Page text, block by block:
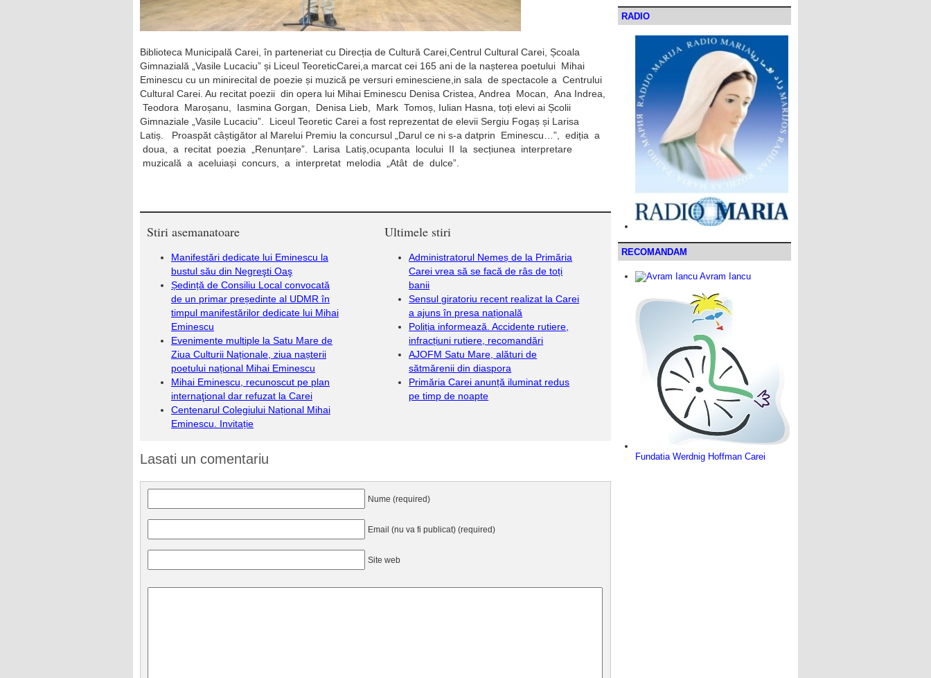
Biblioteca Municipală Carei, în parteneriat cu Direcția de Cultură Carei,Centrul Cultural Carei, Școala
Gimnazială „Vasile Lucaciu” și Liceul TeoreticCarei,a marcat cei 165 ani de la nașterea poetului Mihai
Eminescu cu un minirecital de poezie și muzică pe versuri eminesciene,in sala de spectacole a Centrului
Cultural Carei. Au recitat poezii din opera lui Mihai Eminescu Denisa Cristea, Andrea Mocan, Ana Indrea,
Teodora Maroșanu, Iasmina Gorgan, Denisa Lieb, Mark Tomoș, Iulian Hasna, toți elevi ai Școlii
Gimnaziale „Vasile Lucaciu”. Liceul Teoretic Carei a fost reprezentat de elevii Sergiu Fogaș și Larisa
Latiș. Proaspăt câștigător al Marelui Premiu la concursul „Darul ce ni s-a datprin Eminescu…”, ediția a
doua, a recitat poezia „Renunțare”. Larisa Latiș,ocupanta locului II la secțiunea interpretare
muzicală a aceluiași concurs, a interpretat melodia „Atât de dulce”.
Stiri asemanatoare
Manifestări dedicate lui Eminescu la
bustul său din Negreşti Oaş
Ședință de Consiliu Local convocată
de un primar președinte al UDMR în
timpul manifestărilor dedicate lui Mihai
Eminescu
Evenimente multiple la Satu Mare de
Ziua Culturii Naționale, ziua nașterii
poetului național Mihai Eminescu
Mihai Eminescu, recunoscut pe plan
internaţional dar refuzat la Carei
Centenarul Colegiului Național Mihai
Eminescu. Invitație
Ultimele stiri
Administratorul Nemeș de la Primăria
Carei vrea să se facă de râs de toți
banii
Sensul giratoriu recent realizat la Carei
a ajuns în presa națională
Poliția informează. Accidente rutiere,
infracțiuni rutiere, recomandări
AJOFM Satu Mare, alături de
sătmărenii din diaspora
Primăria Carei anunță iluminat redus
pe timp de noapte
Lasati un comentariu
Nume (required)
Email (nu va fi publicat) (required)
Site web
RADIO
RECOMANDAM
Avram Iancu
Fundatia Werdnig Hoffman Carei